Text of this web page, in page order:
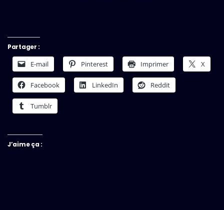
Partager :
E-mail Pinterest Imprimer X
Facebook LinkedIn Reddit
Tumblr
J’aime ça :